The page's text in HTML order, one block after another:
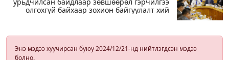
олгохгүй байхаар зохион байгуулалт хий
Энэ мэдээ хуучирсан буюу 2024/12/21-нд нийтлэгдсэн мэдээ
болно.